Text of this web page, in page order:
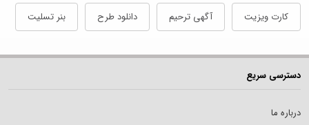
کارت ویزیت آگهی ترحیم دانلود طرح بنر تسلیت
دسترسی سریع
درباره ما